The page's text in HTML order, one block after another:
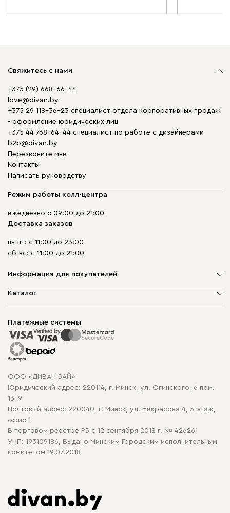
Свяжитесь с нами
+375 (29) 668-66-44
love@divan.by
+375 29 118-36-23 специалист отдела корпоративных продаж
- оформление юридических лиц
+375 44 768-64-44 специалист по работе с дизайнерами
b2b@divan.by
Перезвоните мне
Контакты
Написать руководству
Режим работы колл-центра
ежедневно с 09:00 до 21:00
Доставка заказов
пн-пт: с 11:00 до 23:00
сб-вс: с 11:00 до 21:00
Информация для покупателей
О компании
Способы оплаты
Рассрочка и кредит
Гарантия
Карта сайта
Политика конфиденциальности
Политика в отношении обработки cookie
Каталог
Корпусная мебель
Распродажа мебели
Платежные системы
ООО «ДИВАН БАЙ»
Юридический адрес: 220114, г. Минск, ул. Огинского, 6 пом.
13-9
Почтовый адрес: 220040, г. Минск, ул. Некрасова 4, 5 этаж,
офис 1
В торговом реестре РБ с 12 сентября 2018 г. № 426261
УНП: 193109186, Выдано Минским Городским исполнительным
комитетом 19.07.2018